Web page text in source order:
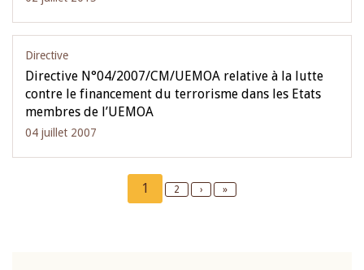
Directive
Directive N°04/2007/CM/UEMOA relative à la lutte
contre le financement du terrorisme dans les Etats
membres de l’UEMOA
04 juillet 2007
Current
page
1 Page
2
Next
›
Last
»